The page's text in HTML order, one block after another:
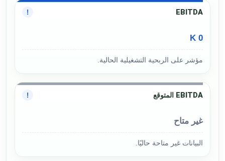
EBITDA
!
0 K
مؤشر على الربحية التشغيلية الحالية.
EBITDA المتوقع !
غير متاح
البيانات غير متاحة حاليًا.